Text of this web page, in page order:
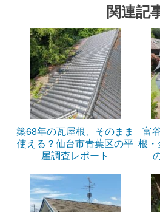
関連記
築68年の瓦屋根、そのまま
使える？仙台市青葉区の平
屋調査レポート
富
根